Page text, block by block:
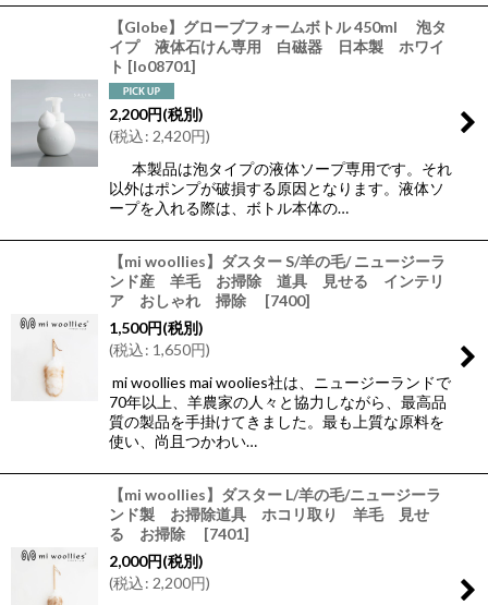
【Globe】グローブフォームボトル 450ml 泡タ
イプ 液体石けん専用 白磁器 日本製 ホワイ
ト [lo08701]
2,200円(税別)
(税込: 2,420円)
本製品は泡タイプの液体ソープ専用です。それ
以外はポンプが破損する原因となります。液体ソ
ープを入れる際は、ボトル本体の…
【mi woollies】ダスター S/羊の毛/ ニュージーラ
ンド産 羊毛 お掃除 道具 見せる インテリ
ア おしゃれ 掃除
[7400]
1,500円(税別)
(税込: 1,650円)
mi woollies mai woolies社は、ニュージーランドで
70年以上、羊農家の人々と協力しながら、最高品
質の製品を手掛けてきました。最も上質な原料を
使い、尚且つかわい…
【mi woollies】ダスター L/羊の毛/ニュージーラ
ンド製 お掃除道具 ホコリ取り 羊毛 見せ
る お掃除
[7401]
2,000円(税別)
(税込: 2,200円)